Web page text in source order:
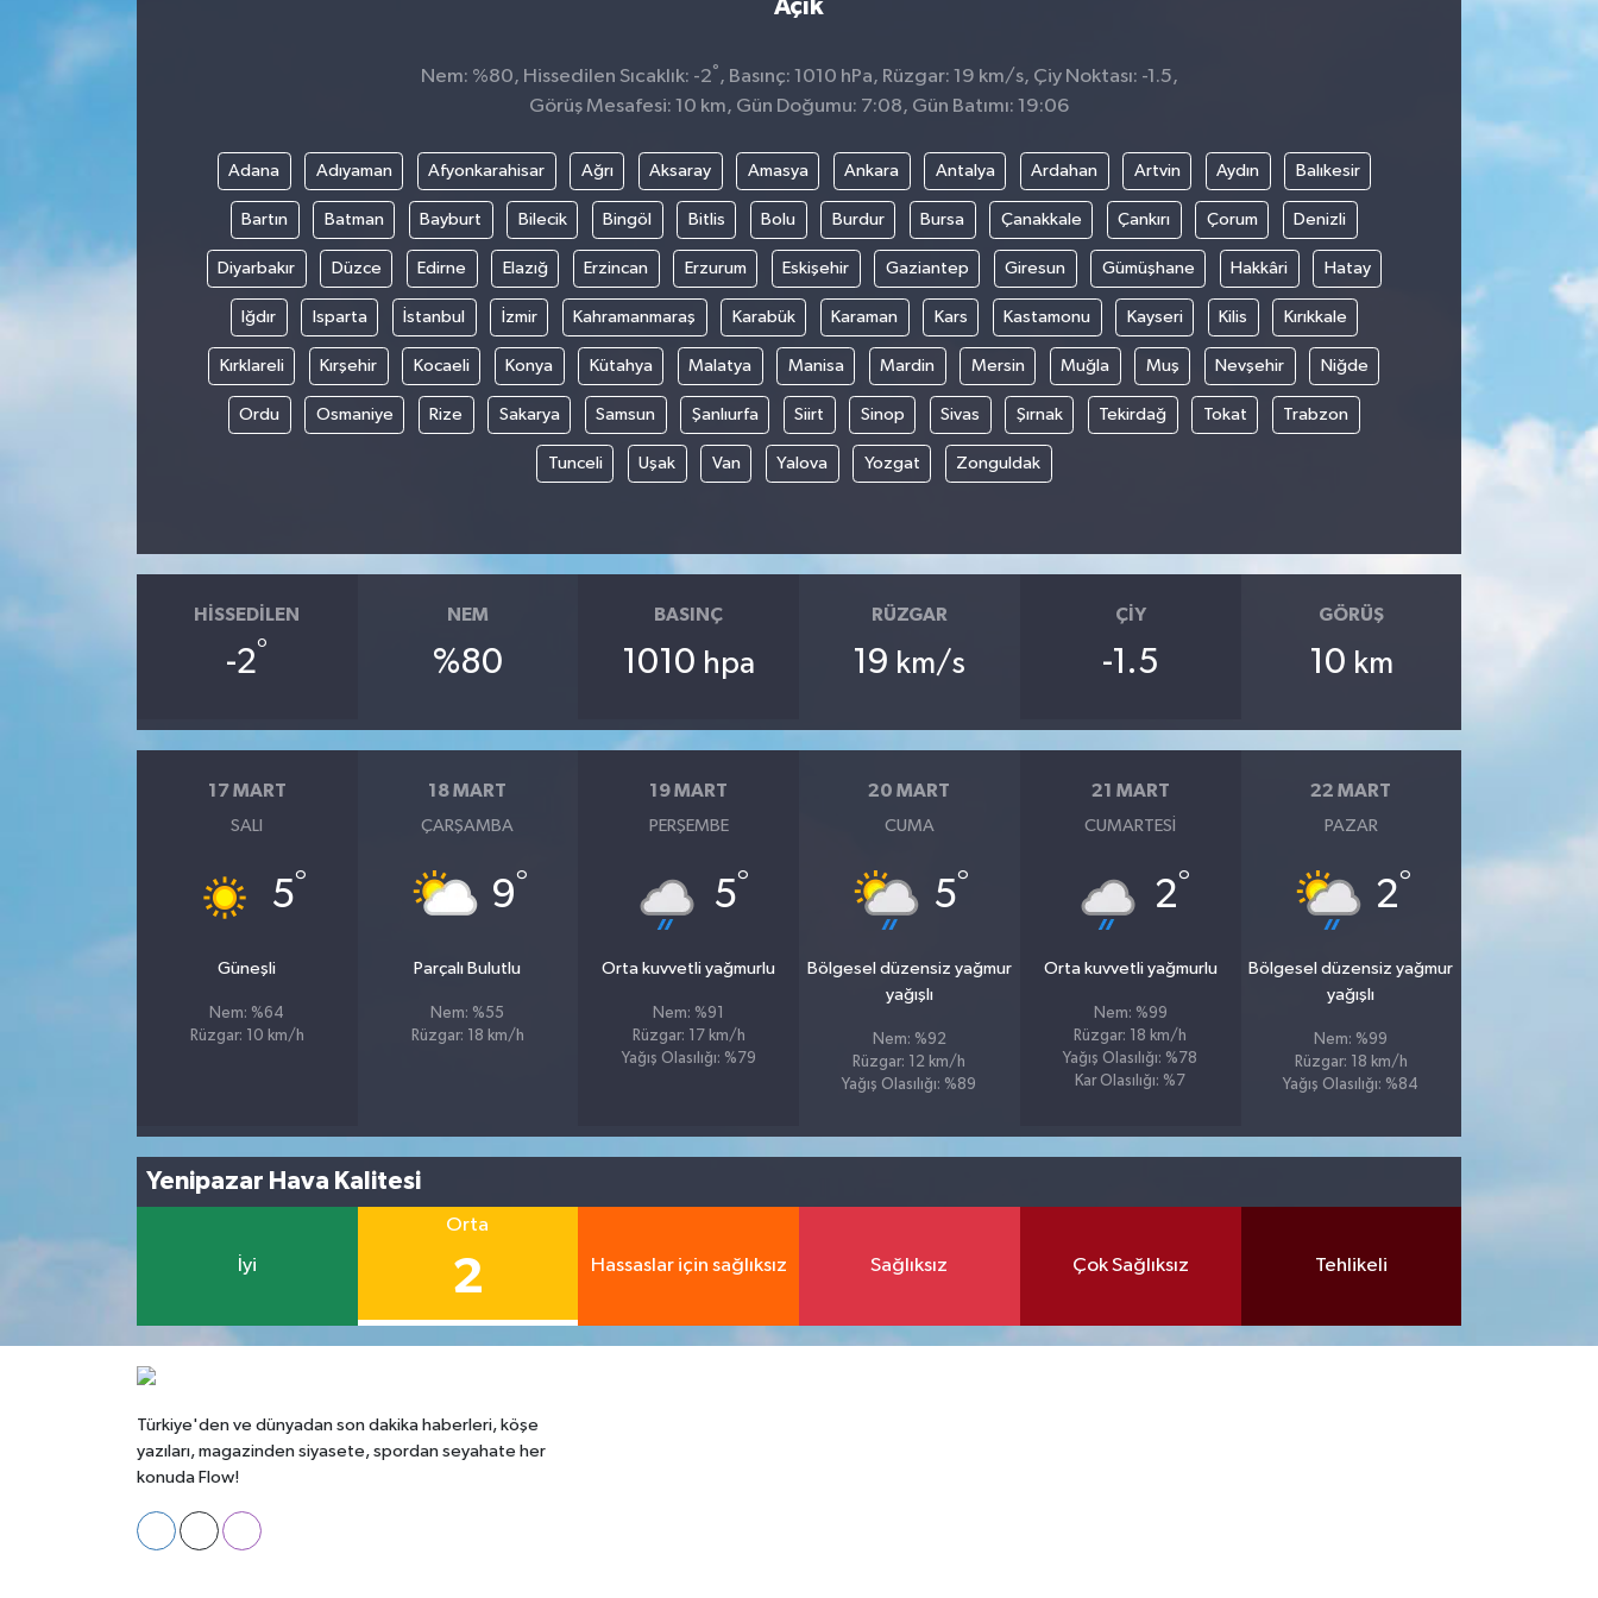
Açık
Nem: %80, Hissedilen Sıcaklık: -2° , Basınç: 1010 hPa, Rüzgar: 19 km/s, Çiy Noktası: -1.5,
Görüş Mesafesi: 10 km, Gün Doğumu: 7:08, Gün Batımı: 19:06
Adana Adıyaman Afyonkarahisar Ağrı Aksaray Amasya Ankara Antalya Ardahan Artvin Aydın Balıkesir
Bartın Batman Bayburt Bilecik Bingöl Bitlis Bolu Burdur Bursa Çanakkale Çankırı Çorum Denizli
Diyarbakır Düzce Edirne Elazığ Erzincan Erzurum Eskişehir Gaziantep Giresun Gümüşhane Hakkâri Hatay
Iğdır Isparta İstanbul İzmir Kahramanmaraş Karabük Karaman Kars Kastamonu Kayseri Kilis Kırıkkale
Kırklareli Kırşehir Kocaeli Konya Kütahya Malatya Manisa Mardin Mersin Muğla Muş Nevşehir Niğde
Ordu Osmaniye Rize Sakarya Samsun Şanlıurfa Siirt Sinop Sivas Şırnak Tekirdağ Tokat Trabzon
Tunceli Uşak Van Yalova Yozgat Zonguldak
HISSEDILEN
-2°
NEM
%80
BASINÇ
1010 hpa
RÜZGAR
19 km/s
ÇIY
-1.5
GÖRÜŞ
10 km
17 MART
SALI
5°
Güneşli
Nem: %64
Rüzgar: 10 km/h
18 MART
ÇARŞAMBA
9°
Parçalı Bulutlu
Nem: %55
Rüzgar: 18 km/h
19 MART
PERŞEMBE
5°
Orta kuvvetli yağmurlu
Nem: %91
Rüzgar: 17 km/h
Yağış Olasılığı: %79
20 MART
CUMA
5°
Bölgesel düzensiz yağmur
yağışlı
Nem: %92
Rüzgar: 12 km/h
Yağış Olasılığı: %89
21 MART
CUMARTESI
2°
Orta kuvvetli yağmurlu
Nem: %99
Rüzgar: 18 km/h
Yağış Olasılığı: %78
Kar Olasılığı: %7
22 MART
PAZAR
2°
Bölgesel düzensiz yağmur
yağışlı
Nem: %99
Rüzgar: 18 km/h
Yağış Olasılığı: %84
Yenipazar Hava Kalitesi
İyi
Orta
2 Hassaslar için sağlıksız Sağlıksız Çok Sağlıksız Tehlikeli
Türkiye'den ve dünyadan son dakika haberleri, köşe
yazıları, magazinden siyasete, spordan seyahate her
konuda Flow!